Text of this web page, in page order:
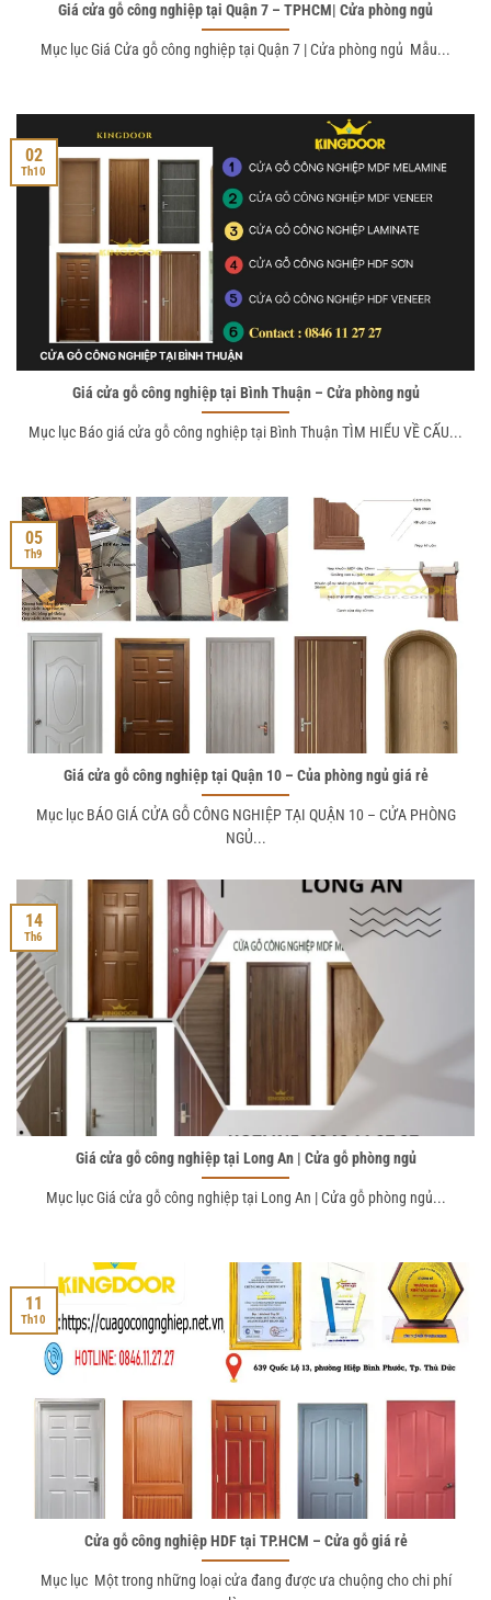
Giá cửa gỗ công nghiệp tại Quận 7 – TPHCM| Cửa phòng ngủ
Mục lục Giá Cửa gỗ công nghiệp tại Quận 7 | Cửa phòng ngủ Mẫu...
Giá cửa gỗ công nghiệp tại Bình Thuận – Cửa phòng ngủ
Mục lục Báo giá cửa gỗ công nghiệp tại Bình Thuận TÌM HIỂU VỀ CẤU...
02
Th10
Giá cửa gỗ công nghiệp tại Quận 10 – Của phòng ngủ giá rẻ
Mục lục BÁO GIÁ CỬA GỖ CÔNG NGHIỆP TẠI QUẬN 10 – CỬA PHÒNG
NGỦ...
05
Th9
Giá cửa gỗ công nghiệp tại Long An | Cửa gỗ phòng ngủ
Mục lục Giá cửa gỗ công nghiệp tại Long An | Cửa gỗ phòng ngủ...
14
Th6
Cửa gỗ công nghiệp HDF tại TP.HCM – Cửa gỗ giá rẻ
Mục lục Một trong những loại cửa đang được ưa chuộng cho chi phí
11
Th10